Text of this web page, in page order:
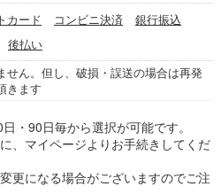
カード コンビニ決済
銀行振込
後払い
せん。但し、破損・誤送の場合は再発
きます
・90日毎から選択が可能です。
、マイページよりお手続きしてくだ
更になる場合がございますのでご注